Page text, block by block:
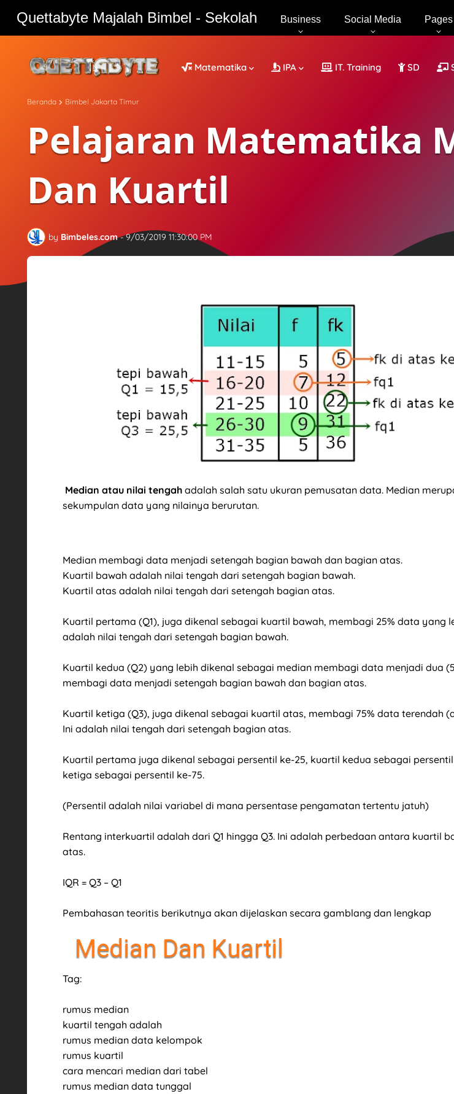
Quettabyte Majalah Bimbel - Sekolah Business Social Media Pages
Matematika IPA IT. Training SD
Beranda Bimbel Jakarta Timur
Pelajaran Matematika
Dan Kuartil
by Bimbeles.com - 9/03/2019 11:30:00 PM
Median atau nilai tengah adalah salah satu ukuran pemusatan data. Median
sekumpulan data yang nilainya berurutan.
Median membagi data menjadi setengah bagian bawah dan bagian atas.
Kuartil bawah adalah nilai tengah dari setengah bagian bawah.
Kuartil atas adalah nilai tengah dari setengah bagian atas.
Kuartil pertama (Q1), juga dikenal sebagai kuartil bawah, membagi 25% data yang
adalah nilai tengah dari setengah bagian bawah.
Kuartil kedua (Q2) yang lebih dikenal sebagai median membagi data menjadi dua
membagi data menjadi setengah bagian bawah dan bagian atas.
Kuartil ketiga (Q3), juga dikenal sebagai kuartil atas, membagi 75% data terendah
Ini adalah nilai tengah dari setengah bagian atas.
Kuartil pertama juga dikenal sebagai persentil ke-25, kuartil kedua sebagai
ketiga sebagai persentil ke-75.
(Persentil adalah nilai variabel di mana persentase pengamatan tertentu jatuh)
Rentang interkuartil adalah dari Q1 hingga Q3. Ini adalah perbedaan antara kuartil
atas.
IQR = Q3 – Q1
Pembahasan teoritis berikutnya akan dijelaskan secara gamblang dan lengkap
Median Dan Kuartil
Tag:
rumus median
kuartil tengah adalah
rumus median data kelompok
rumus kuartil
cara mencari median dari tabel
rumus median data tunggal